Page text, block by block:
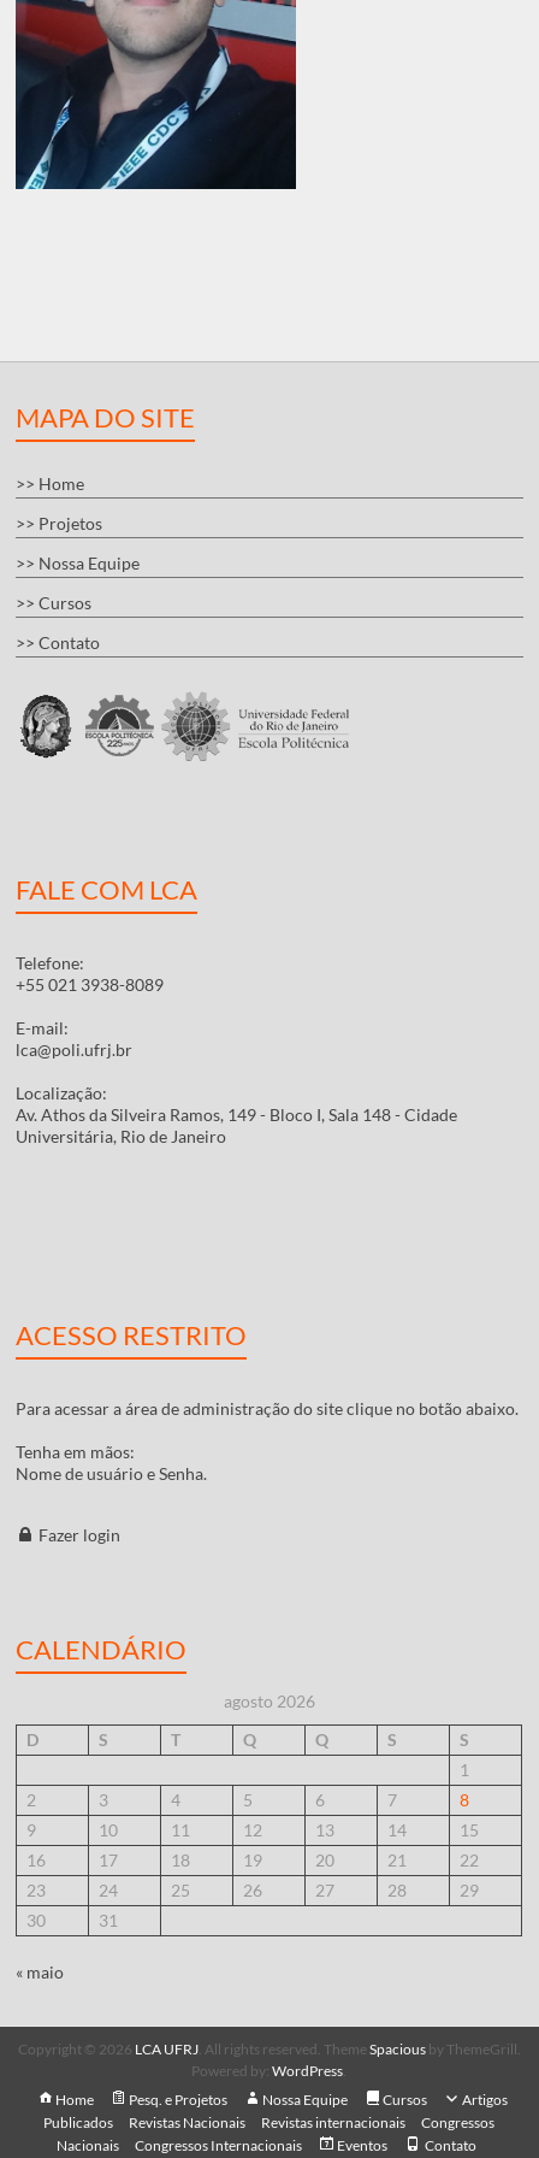
MAPA DO SITE
>> Home
>> Projetos
>> Nossa Equipe
>> Cursos
>> Contato
FALE COM LCA
Telefone:
+55 021 3938-8089
E-mail:
lca@poli.ufrj.br
Localização:
Av. Athos da Silveira Ramos, 149 - Bloco I, Sala 148 - Cidade
Universitária, Rio de Janeiro
ACESSO RESTRITO
Para acessar a área de administração do site clique no botão abaixo.
Tenha em mãos:
Nome de usuário e Senha.
Fazer login
CALENDÁRIO
agosto 2026
D
S T Q Q S
S
1
2
3 4 5 6 7
8
9
10 11 12 13 14
15
16
17 18 19 20 21
22
23
24 25 26 27 28
29
30
31
« maio
Copyright © 2026 LCA UFRJ. All rights reserved. Theme Spaciousby ThemeGrill.
Powered by:WordPress
Home
Pesq. e Projetos Nossa Equipe Cursos
Artigos
Publicados
Revistas Nacionais Revistas internacionais
Congressos
Nacionais
Congressos Internacionais Eventos Contato